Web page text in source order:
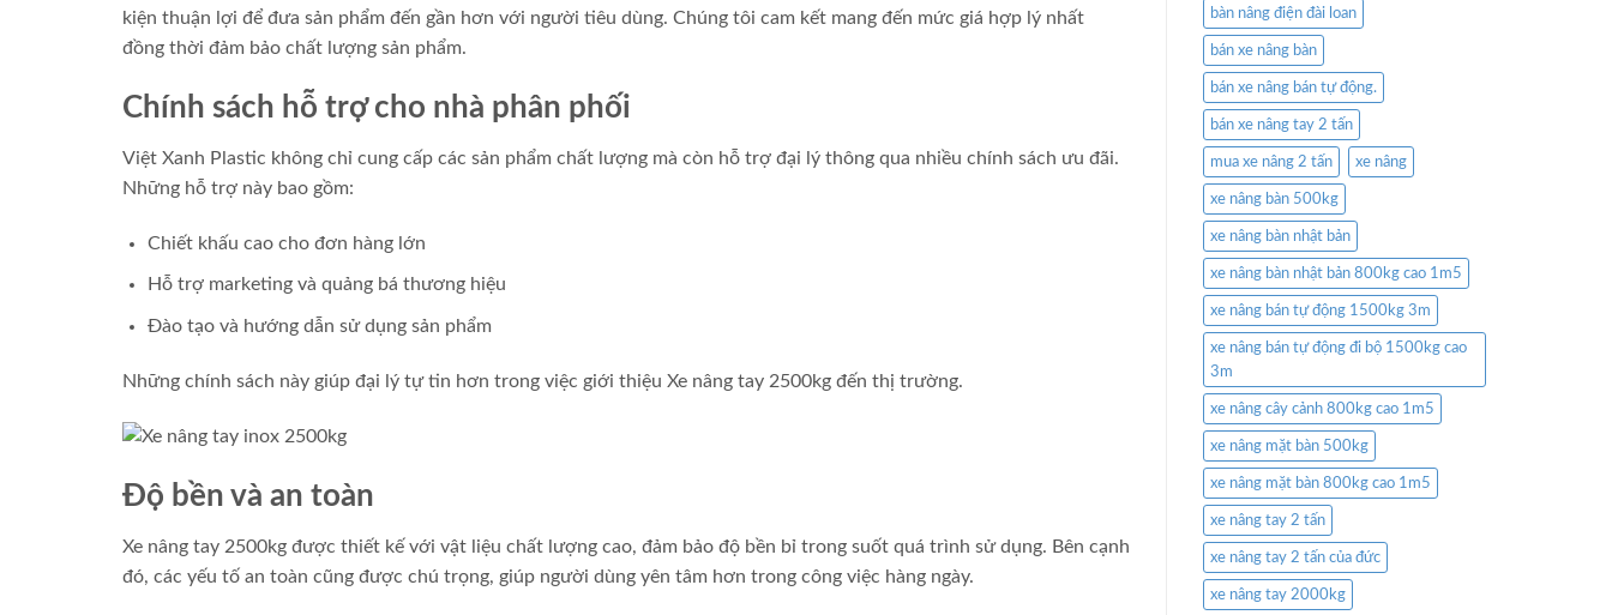
kiện thuận lợi để đưa sản phẩm đến gần hơn với người tiêu dùng. Chúng tôi cam kết mang đến mức giá hợp lý nhất
đồng thời đảm bảo chất lượng sản phẩm.
Chính sách hỗ trợ cho nhà phân phối
Việt Xanh Plastic không chỉ cung cấp các sản phẩm chất lượng mà còn hỗ trợ đại lý thông qua nhiều chính sách ưu đãi.
Những hỗ trợ này bao gồm:
Chiết khấu cao cho đơn hàng lớn
Hỗ trợ marketing và quảng bá thương hiệu
Đào tạo và hướng dẫn sử dụng sản phẩm
Những chính sách này giúp đại lý tự tin hơn trong việc giới thiệu Xe nâng tay 2500kg đến thị trường.
Độ bền và an toàn
Xe nâng tay 2500kg được thiết kế với vật liệu chất lượng cao, đảm bảo độ bền bỉ trong suốt quá trình sử dụng. Bên cạnh
đó, các yếu tố an toàn cũng được chú trọng, giúp người dùng yên tâm hơn trong công việc hàng ngày.
bàn nâng điện đài loan
bán xe nâng bàn
bán xe nâng bán tự động.
bán xe nâng tay 2 tấn
mua xe nâng 2 tấn xe nâng
xe nâng bàn 500kg
xe nâng bàn nhật bản
xe nâng bàn nhật bản 800kg cao 1m5
xe nâng bán tự động 1500kg 3m
xe nâng bán tự động đi bộ 1500kg cao
3m
xe nâng cây cảnh 800kg cao 1m5
xe nâng mặt bàn 500kg
xe nâng mặt bàn 800kg cao 1m5
xe nâng tay 2 tấn
xe nâng tay 2 tấn của đức
xe nâng tay 2000kg